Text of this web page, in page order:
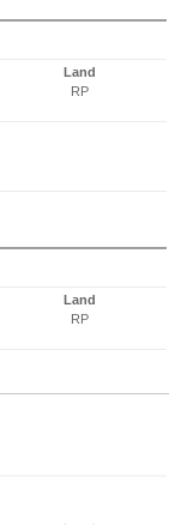
Land
RP
Land
RP